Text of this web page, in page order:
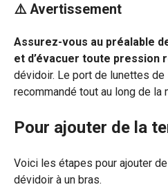
⚠️ Avertissement
Assurez-vous au préalable
et d’évacuer toute pression
dévidoir. Le port de lunettes
recommandé tout au long de la
Pour ajouter de la
Voici les étapes pour ajouter
dévidoir à un bras.